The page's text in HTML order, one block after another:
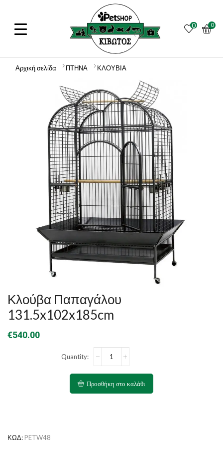
0 0
Αρχική σελίδα ΠΤΗΝΑ ΚΛΟΥΒΙΑ
Κλούβα Παπαγάλου
131.5x102x185cm
€540.00
Παπαγάλου
Προσθήκη στο καλάθι
ΚΩΔ: PETW48